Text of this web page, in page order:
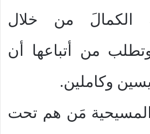
الكمالَ من خلال
وتطلب من أتباعها أن
وكاملين.
مَن هم تحت